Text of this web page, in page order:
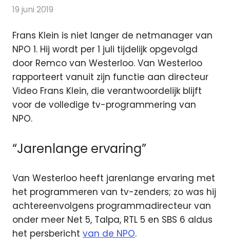
19 juni 2019
Frans Klein is niet langer de netmanager van
NPO 1. Hij wordt per 1 juli tijdelijk opgevolgd
door Remco van Westerloo. Van Westerloo
rapporteert vanuit zijn functie aan directeur
Video Frans Klein, die verantwoordelijk blijft
voor de volledige tv-programmering van
NPO.
“Jarenlange ervaring”
Van Westerloo heeft jarenlange ervaring met
het programmeren van tv-zenders; zo was hij
achtereenvolgens programmadirecteur van
onder meer Net 5, Talpa, RTL 5 en SBS 6 aldus
het persbericht van de NPO.